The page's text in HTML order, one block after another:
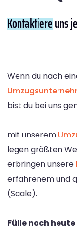
Kontaktiereuns
Wenn du nach
bist du bei uns
mit unserem
legen größten
erbringen unsere
erfahrenem und
(Saale).
Fülle noch